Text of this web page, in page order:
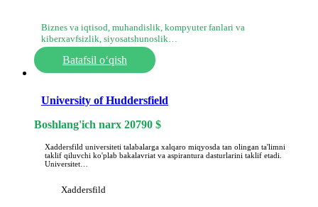
Biznes va iqtisod, muhandislik, kompyuter fanlari va
kiberxavfsizlik, siyosatshunoslik…
Batafsil o‘qish
University of Huddersfield
Boshlang'ich narx 20790 $
Xaddersfild universiteti talabalarga xalqaro miqyosda tan olingan ta'limni
taklif qiluvchi ko'plab bakalavriat va aspirantura dasturlarini taklif etadi.
Universitet…
Xaddersfild